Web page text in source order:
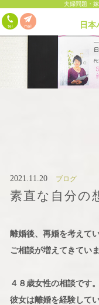
夫婦問題・
日
2021.11.20 ブログ
素直な自分の
離婚後、再婚を考えて
ご相談が増えてきていま
４８歳女性の相談です。
彼女は離婚を経験して